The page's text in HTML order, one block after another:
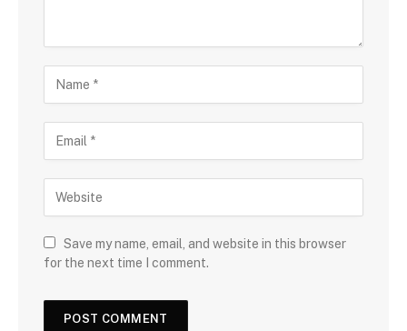
Save my name, email, and website in this browser
for the next time I comment.